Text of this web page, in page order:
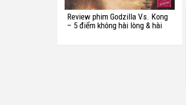
Review phim Godzilla Vs. Kong
– 5 điểm không hài lòng & hài